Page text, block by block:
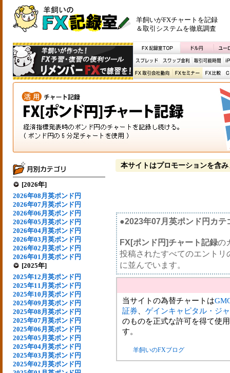
羊飼いがFXチャートを記録
＆取引システムを徹底調査
[2026年]
2026年08月英ポンド円
2026年07月英ポンド円
2026年06月英ポンド円
2026年05月英ポンド円
2026年04月英ポンド円
2026年03月英ポンド円
2026年02月英ポンド円
2026年01月英ポンド円
[2025年]
2025年12月英ポンド円
2025年11月英ポンド円
2025年10月英ポンド円
2025年09月英ポンド円
2025年08月英ポンド円
2025年07月英ポンド円
2025年06月英ポンド円
2025年05月英ポンド円
2025年04月英ポンド円
2025年03月英ポンド円
2025年02月英ポンド円
本サイトはプロモーションを含み
●2023年07月英ポンド円カテ
FX[ポンド円]チャート記録の
投稿されたすべてのエント
に並んでいます。
当サイトの為替チャートは
証券
ゲインキャピタル・ジ
のものを正式な許可を得て使
す。
羊飼いのFXブログ